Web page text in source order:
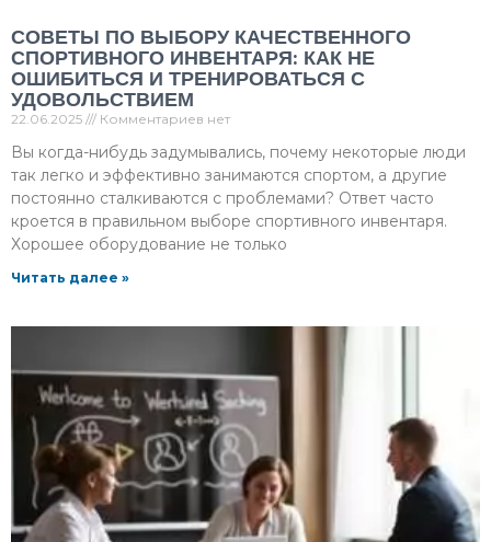
СОВЕТЫ ПО ВЫБОРУ КАЧЕСТВЕННОГО
СПОРТИВНОГО ИНВЕНТАРЯ: КАК НЕ
ОШИБИТЬСЯ И ТРЕНИРОВАТЬСЯ С
УДОВОЛЬСТВИЕМ
22.06.2025 Комментариев нет
Вы когда-нибудь задумывались, почему некоторые люди
так легко и эффективно занимаются спортом, а другие
постоянно сталкиваются с проблемами? Ответ часто
кроется в правильном выборе спортивного инвентаря.
Хорошее оборудование не только
Читать далее »